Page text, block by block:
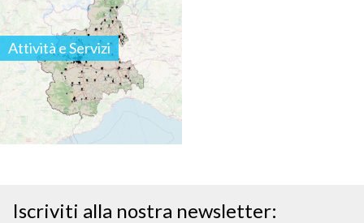
Attività e Servizi
Iscriviti alla nostra newsletter: